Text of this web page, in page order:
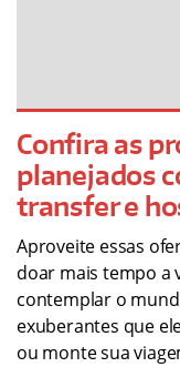
Confira as
planejados
transfer e
Aproveite essas
doar mais tempo a
contemplar o
exuberantes que
ou monte sua